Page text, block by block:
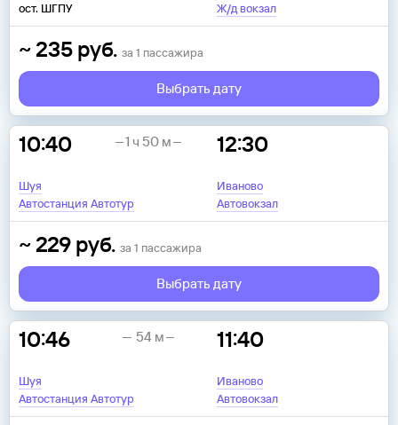
ост. ШГПУ
Ж/д вокзал
~ 235 руб. за 1 пассажира
Выбрать дату
10:40
Шуя
Автостанция Автотур
12:30
Иваново
Автовокзал
1 ч 50 м
~ 229 руб. за 1 пассажира
Выбрать дату
10:46
Шуя
Автостанция Автотур
11:40
Иваново
Автовокзал
54 м